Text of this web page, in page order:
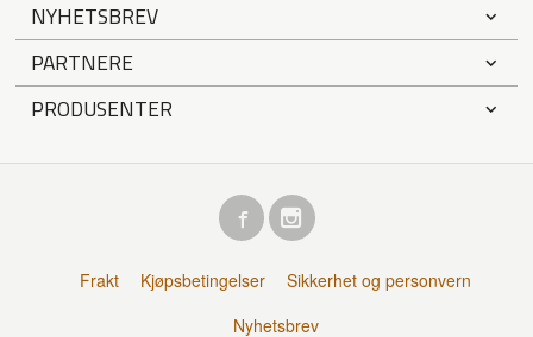
NYHETSBREV
PARTNERE
PRODUSENTER
Frakt Kjøpsbetingelser
Sikkerhet og personvern
Nyhetsbrev